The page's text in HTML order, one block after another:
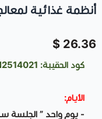
أنظمة غذائية
26.36 $
كود الحقيبة: FCHN2514021
الأيام:
- يوم واحد ” الجلسة